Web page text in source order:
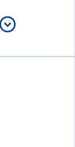
Read Review